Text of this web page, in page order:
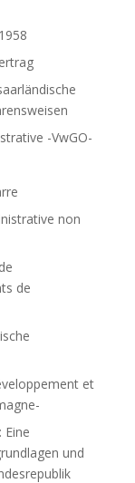
-VwGO-
non
de
et
Eine
und